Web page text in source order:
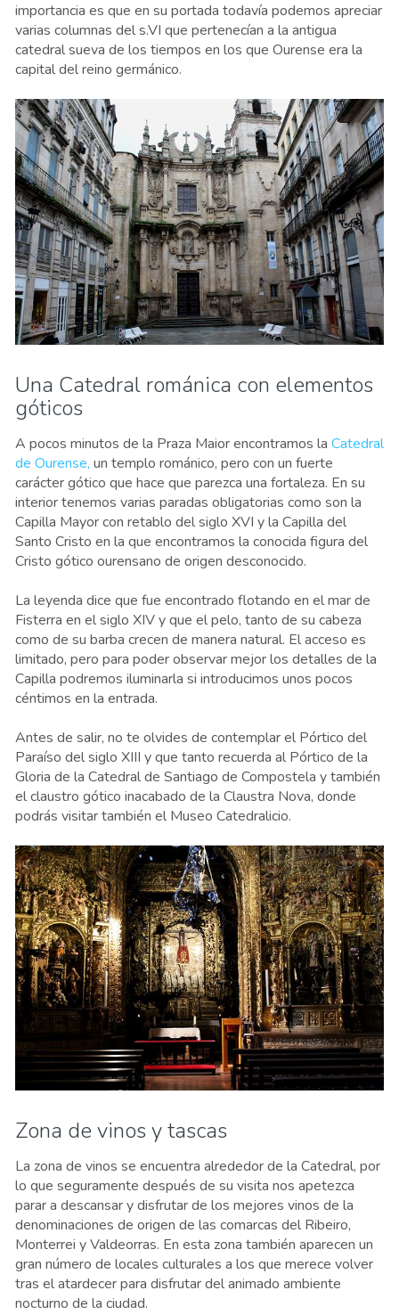
importancia es que en su portada todavía podemos apreciar
varias columnas del s.VI que pertenecían a la antigua
catedral sueva de los tiempos en los que Ourense era la
capital del reino germánico.
Una Catedral románica con elementos
góticos
A pocos minutos de la Praza Maior encontramos la Catedral
de Ourense, un templo románico, pero con un fuerte
carácter gótico que hace que parezca una fortaleza. En su
interior tenemos varias paradas obligatorias como son la
Capilla Mayor con retablo del siglo XVI y la Capilla del
Santo Cristo en la que encontramos la conocida figura del
Cristo gótico ourensano de origen desconocido.
La leyenda dice que fue encontrado flotando en el mar de
Fisterra en el siglo XIV y que el pelo, tanto de su cabeza
como de su barba crecen de manera natural. El acceso es
limitado, pero para poder observar mejor los detalles de la
Capilla podremos iluminarla si introducimos unos pocos
céntimos en la entrada.
Antes de salir, no te olvides de contemplar el Pórtico del
Paraíso del siglo XIII y que tanto recuerda al Pórtico de la
Gloria de la Catedral de Santiago de Compostela y también
el claustro gótico inacabado de la Claustra Nova, donde
podrás visitar también el Museo Catedralicio.
Zona de vinos y tascas
La zona de vinos se encuentra alrededor de la Catedral, por
lo que seguramente después de su visita nos apetezca
parar a descansar y disfrutar de los mejores vinos de la
denominaciones de origen de las comarcas del Ribeiro,
Monterrei y Valdeorras. En esta zona también aparecen un
gran número de locales culturales a los que merece volver
tras el atardecer para disfrutar del animado ambiente
nocturno de la ciudad.